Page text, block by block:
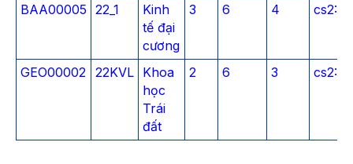
BAA00005 22_1
Kinh
tế đại
cương
3 6 4
GEO00002 22KVL Khoa
học
Trái
đất
2 6 3